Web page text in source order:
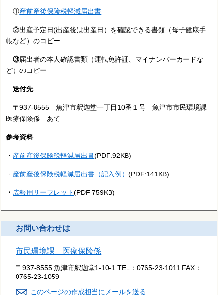
①産前産後保険税軽減届出書
②出産予定日(出産後は出産日）を確認できる書類（母子健康手
帳など）のコピー
③届出者の本人確認書類（運転免許証、マイナンバーカードな
ど）のコピー
送付先
〒937-8555 魚津市釈迦堂一丁目10番１号 魚津市市民環境課
医療保険係 あて
参考資料
・ 産前産後保険税軽減届出書(PDF:92KB)
・ 産前産後保険税軽減届出書（記入例）(PDF:141KB)
・ 広報用リーフレット(PDF:759KB)
お問い合わせは
市民環境課 医療保険係
〒937-8555 魚津市釈迦堂1-10-1 TEL：0765-23-1011 FAX：
0765-23-1059
このページの作成担当にメールを送る